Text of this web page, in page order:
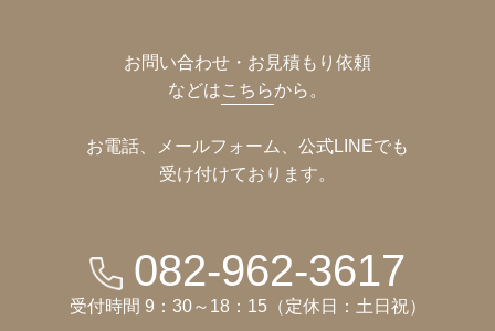
お問い合わせ・お見積もり依頼
などはこちらから。
お電話、メールフォーム、公式LINEでも
受け付けております。
082-962-3617
受付時間 9：30～18：15（定休日：土日祝）